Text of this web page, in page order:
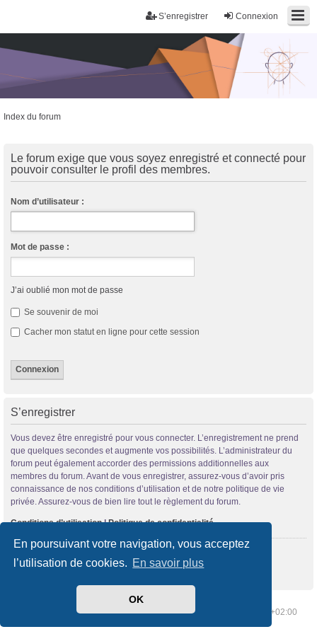
En poursuivant votre navigation, vous acceptez
l’utilisation de cookies. En savoir plus
OK
Connexion
S’enregistrer
Index du forum
Le forum exige que vous soyez enregistré et connecté pour
pouvoir consulter le profil des membres.
Nom d’utilisateur :
Mot de passe :
J’ai oublié mon mot de passe
Se souvenir de moi
Cacher mon statut en ligne pour cette session
S’enregistrer
Vous devez être enregistré pour vous connecter. L’enregistrement ne prend
que quelques secondes et augmente vos possibilités. L’administrateur du
forum peut également accorder des permissions additionnelles aux
membres du forum. Avant de vous enregistrer, assurez-vous d’avoir pris
connaissance de nos conditions d’utilisation et de notre politique de vie
privée. Assurez-vous de bien lire tout le règlement du forum.
Conditions d’utilisation|Politique de confidentialité
S’enregistrer
Supprimer les cookies Heures au format UTC+02:00